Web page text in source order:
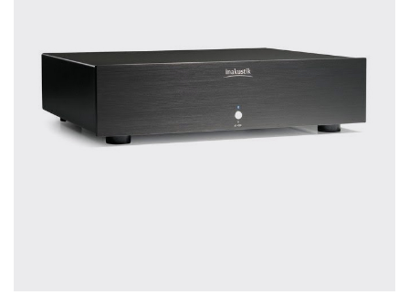
Möglichkeit, Ihr(e) Wunschgerät(e) ganz
ohne Zeitdruck in unserem Palazzo
Hörschloss Probe zu hören. Nutzen Sie
diese Möglichkeit!
Vereinbaren Sie einen Hörtermin.